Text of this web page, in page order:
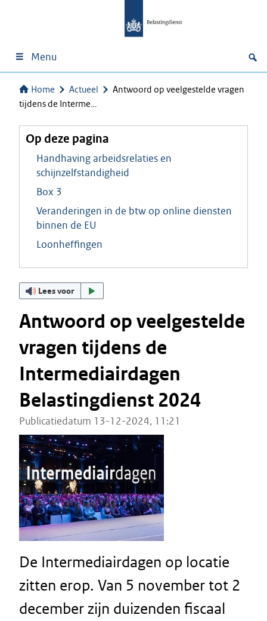
Menu
Home Actueel
Antwoord op veelgestelde vragen
tijdens de Interme…
Op deze pagina
Handhaving arbeidsrelaties en
schijnzelfstandigheid
Box 3
Veranderingen in de btw op online diensten
binnen de EU
Loonheffingen
Lees voor
Antwoord op veelgestelde
vragen tijdens de
Intermediairdagen
Belastingdienst 2024
Publicatiedatum 13-12-2024, 11:21
De Intermediairdagen op locatie
zitten erop. Van 5 november tot 2
december zijn duizenden fiscaal